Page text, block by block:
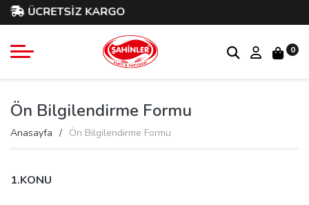
ÜCRETSİZ KARGO
0
Ön Bilgilendirme Formu
Anasayfa Ön Bilgilendirme Formu
1.KONU